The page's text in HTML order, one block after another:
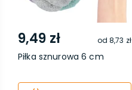
9,49 zł od8,73 zł
Piłka sznurowa 6 cm